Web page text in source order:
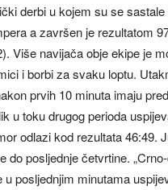
derbi u kojem su se
a završen je rezultatom
Više navijača obje ekipe je
i borbi za svaku loptu.
prvih 10 minuta imaju
u toku drugog perioda
odlazi kod rezultata 46:49.
do posljednje četvrtine.
posljednjim minutama